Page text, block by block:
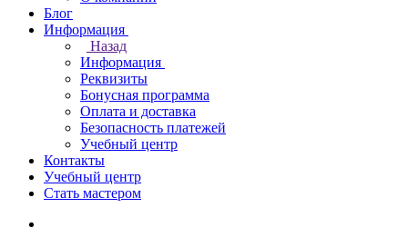
Блог
Информация
Назад
Информация
Реквизиты
Бонусная программа
Оплата и доставка
Безопасность платежей
Учебный центр
Контакты
Учебный центр
Стать мастером